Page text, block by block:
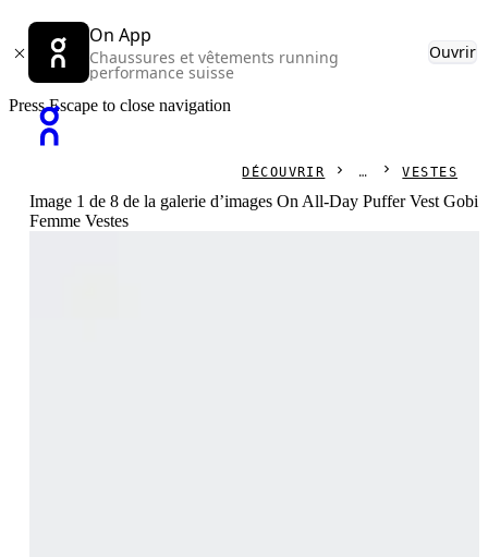
On App
Chaussures et vêtements running
performance suisse
Ouvrir
Press Escape to close navigation
DÉCOUVRIR VESTES
Image 1 de 8 de la galerie d’images On All-Day Puffer Vest Gobi
Femme Vestes